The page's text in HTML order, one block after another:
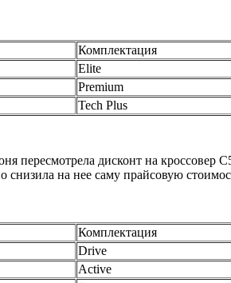
Комплектация
Elite
Premium
Tech Plus
пересмотрела дисконт на кроссовер
снизила на нее саму прайсовую
Комплектация
Drive
Active